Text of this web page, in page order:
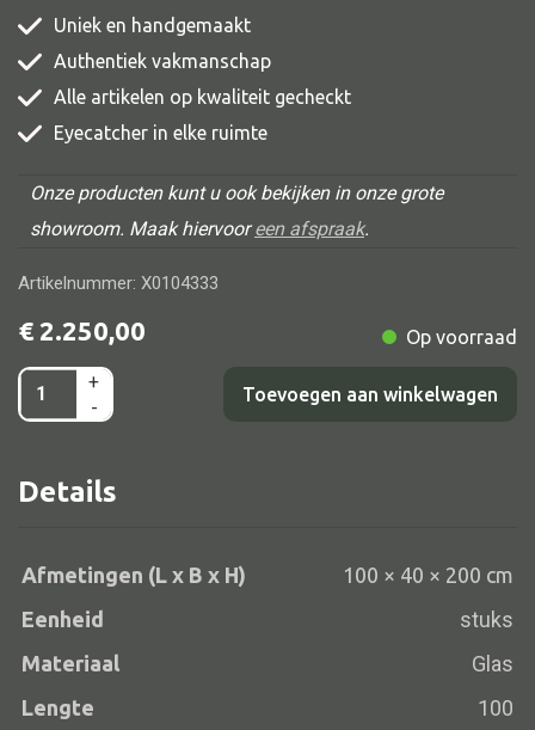
Alle stoelen
Eetkamer stoel
Fautteuil
Barstoel
Kinderstoel
Kruk
Alle banken
Bank hout
Bank IJzer
Chaise longues
Poef
Uniek en handgemaakt
Authentiek vakmanschap
Alle artikelen op kwaliteit gecheckt
Eyecatcher in elke ruimte
Onze producten kunt u ook bekijken in onze grote
showroom. Maak hiervooreen afspraak.
Artikelnummer: X0104333
€ 2.250,00 Op voorraad
Kast
2dr
100x40x200
+
-
Toevoegen aan winkelwagen
Details
Afmetingen (L x B x H)
100 × 40 × 200 cm
Eenheid
stuks
Materiaal Glas
Lengte 100